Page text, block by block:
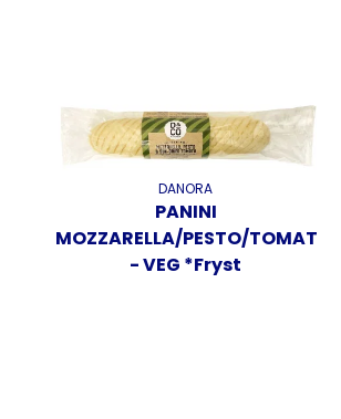
DANORA
PANINI
MOZZARELLA/PESTO/TOMAT
- VEG *Fryst